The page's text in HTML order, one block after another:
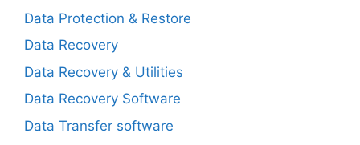
Data Protection & Restore
Data Recovery
Data Recovery & Utilities
Data Recovery Software
Data Transfer software